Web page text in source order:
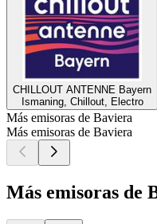
CHILLOUT ANTENNE Bayern
Ismaning, Chillout, Electro
Más emisoras de Baviera
Más emisoras de Baviera
Más emisoras de